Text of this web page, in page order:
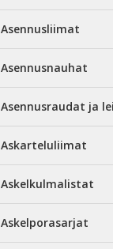
Asennusliimat
Asennusnauhat
Asennusraudat ja
Askarteluliimat
Askelkulmalistat
Askelporasarjat